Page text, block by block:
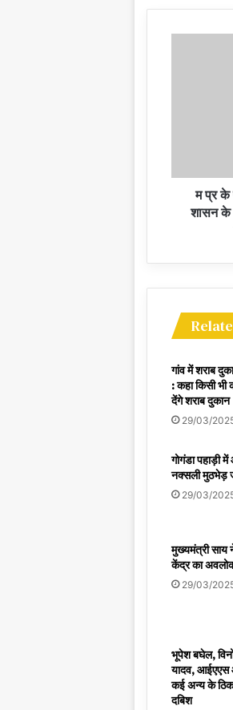
म प्र के
शासन के
गांव में शराब
: कहा किसी
देंगे शराब दुकान
29/03/
गोगंडा
नक्सली मुठभेड़
29/03/
मुख्यमंत्री साय
केंद्र का
29/03/
भूपेश बघेल,
यादव,
कई अन्य के
दबिश